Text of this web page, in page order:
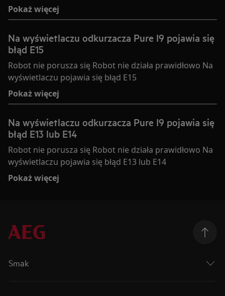
Pokaż więcej
Na wyświetlaczu odkurzacza Pure I9 pojawia się
błąd E15
Robot nie porusza się Robot nie działa prawidłowo Na
wyświetlaczu pojawia się błąd E15
Pokaż więcej
Na wyświetlaczu odkurzacza Pure I9 pojawia się
błąd E13 lub E14
Robot nie porusza się Robot nie działa prawidłowo Na
wyświetlaczu pojawia się błąd E13 lub E14
Pokaż więcej
Smak